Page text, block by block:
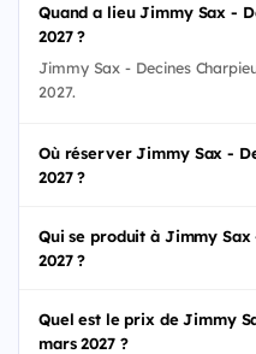
Quand a lieu Jimmy Sax -
2027 ?
Jimmy Sax - Decines
2027.
Où réserver Jimmy Sax -
2027 ?
Qui se produit à Jimmy
2027 ?
Quel est le prix de Jimmy
mars 2027 ?